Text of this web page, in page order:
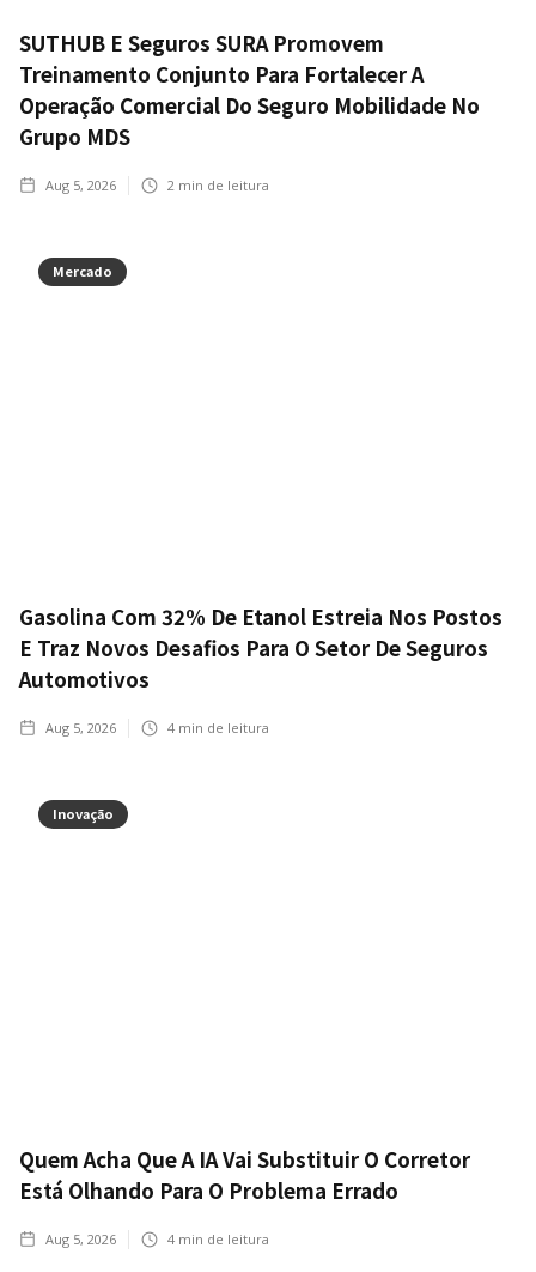
SUTHUB E Seguros SURA Promovem
Treinamento Conjunto Para Fortalecer A
Operação Comercial Do Seguro Mobilidade No
Grupo MDS
Aug 5, 2026 2 min de leitura
Mercado
Gasolina Com 32% De Etanol Estreia Nos Postos
E Traz Novos Desafios Para O Setor De Seguros
Automotivos
Aug 5, 2026 4 min de leitura
Inovação
Quem Acha Que A IA Vai Substituir O Corretor
Está Olhando Para O Problema Errado
Aug 5, 2026 4 min de leitura